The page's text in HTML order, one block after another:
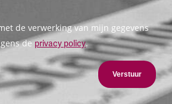
de verwerking van mijn gegevens
deprivacy policy.
Verstuur